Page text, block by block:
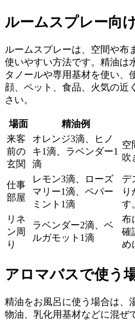
ルームスプレー向
ルームスプレーは、空間や布
使いやすい方法です。精油は
タノールや専用基材を使い、
顔、ペット、食品、火気の近
さい。
場面 精油例
来客
前の
玄関
オレンジ3滴、ヒノ
キ1滴、ラベンダー1
滴
空
吹
仕事
部屋
レモン3滴、ローズ
マリー1滴、ペパー
ミント1滴
デ
り
す
リネ
ン周
り
ラベンダー2滴、ベ
ルガモット1滴
布
確
め
アロマバスで使う
精油をお風呂に使う場合は、
物油、乳化用基材などに混ぜ